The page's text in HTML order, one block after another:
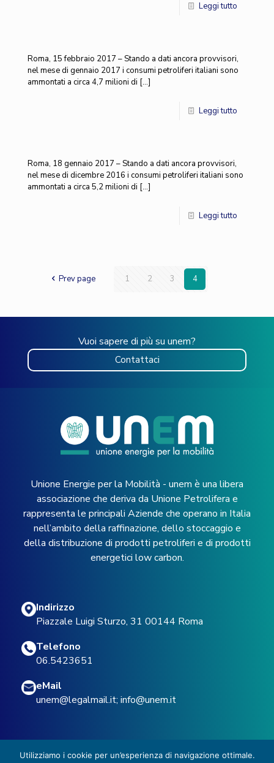
Leggi tutto
Roma, 15 febbraio 2017 – Stando a dati ancora provvisori,
nel mese di gennaio 2017 i consumi petroliferi italiani sono
ammontati a circa 4,7 milioni di […]
Leggi tutto
Roma, 18 gennaio 2017 – Stando a dati ancora provvisori,
nel mese di dicembre 2016 i consumi petroliferi italiani sono
ammontati a circa 5,2 milioni di […]
Leggi tutto
Prev page 1 2 3 4
Vuoi sapere di più su unem?
Contattaci
Unione Energie per la Mobilità - unem è una libera
associazione che deriva da Unione Petrolifera e
rappresenta le principali Aziende che operano in Italia
nell’ambito della raffinazione, dello stoccaggio e
della distribuzione di prodotti petroliferi e di prodotti
energetici low carbon.
Indirizzo
Piazzale Luigi Sturzo, 31 00144 Roma
Telefono
06.5423651
eMail
unem@legalmail.it; info@unem.it
Utilizziamo i cookie per un’esperienza di navigazione ottimale.